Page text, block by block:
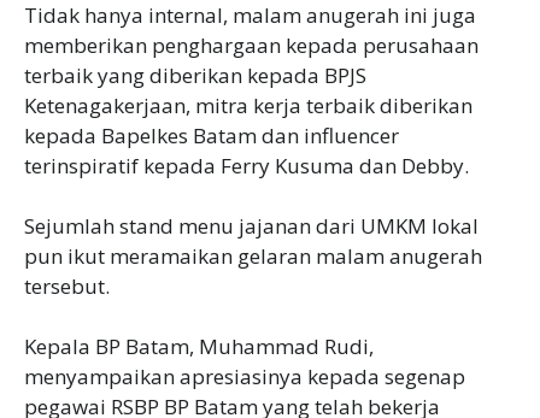
Tidak hanya internal, malam anugerah ini juga
memberikan penghargaan kepada perusahaan
terbaik yang diberikan kepada BPJS
Ketenagakerjaan, mitra kerja terbaik diberikan
kepada Bapelkes Batam dan influencer
terinspiratif kepada Ferry Kusuma dan Debby.
Sejumlah stand menu jajanan dari UMKM lokal
pun ikut meramaikan gelaran malam anugerah
tersebut.
Kepala BP Batam, Muhammad Rudi,
menyampaikan apresiasinya kepada segenap
pegawai RSBP BP Batam yang telah bekerja